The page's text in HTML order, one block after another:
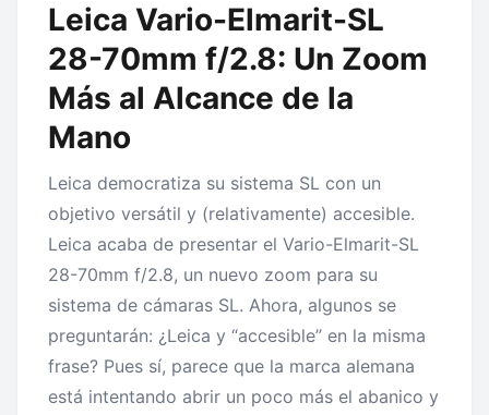
Leica Vario-Elmarit-SL
28-70mm f/2.8: Un Zoom
Más al Alcance de la
Mano
Leica democratiza su sistema SL con un
objetivo versátil y (relativamente) accesible.
Leica acaba de presentar el Vario-Elmarit-SL
28-70mm f/2.8, un nuevo zoom para su
sistema de cámaras SL. Ahora, algunos se
preguntarán: ¿Leica y “accesible” en la misma
frase? Pues sí, parece que la marca alemana
está intentando abrir un poco más el abanico y